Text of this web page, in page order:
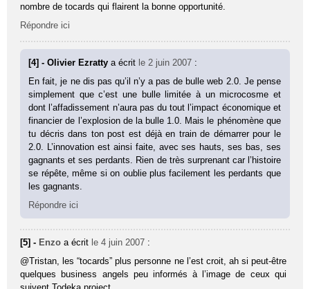
nombre de tocards qui flairent la bonne opportunité.
Répondre ici
[4] - Olivier Ezrattya écrit le 2 juin 2007 :
En fait, je ne dis pas qu’il n’y a pas de bulle web 2.0. Je pense
simplement que c’est une bulle limitée à un microcosme et
dont l’affadissement n’aura pas du tout l’impact économique et
financier de l’explosion de la bulle 1.0. Mais le phénomène que
tu décris dans ton post est déjà en train de démarrer pour le
2.0. L’innovation est ainsi faite, avec ses hauts, ses bas, ses
gagnants et ses perdants. Rien de très surprenant car l’histoire
se répête, même si on oublie plus facilement les perdants que
les gagnants.
Répondre ici
[5] - Enzo a écrit le 4 juin 2007 :
@Tristan, les “tocards” plus personne ne l’est croit, ah si peut-être
quelques business angels peu informés à l’image de ceux qui